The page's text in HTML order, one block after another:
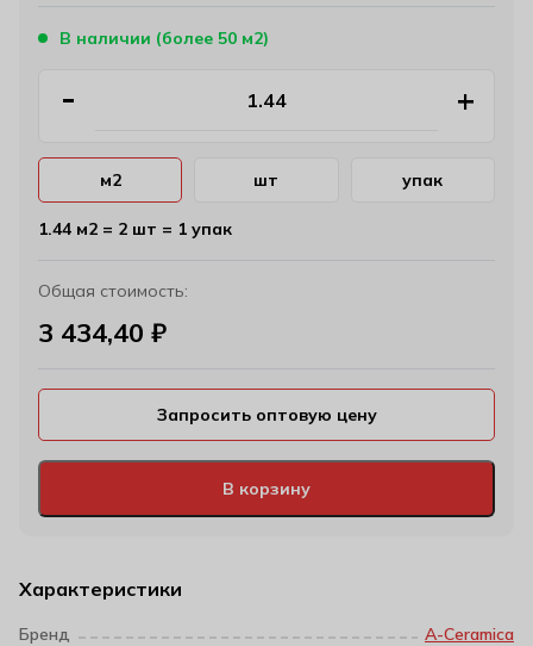
Характеристики
Бренд
A-Ceramica
В наличии (более 50 м2)
В корзину
м2 шт упак
1.44 м2 = 2 шт = 1 упак
Общая стоимость:
3 434,40 ₽
Запросить оптовую цену